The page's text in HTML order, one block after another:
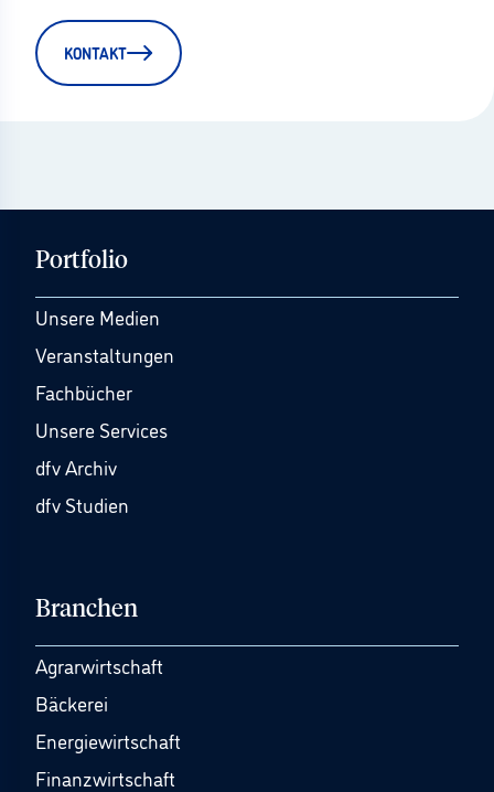
KONTAKT
Portfolio
Unsere Medien
Veranstaltungen
Fachbücher
Unsere Services
dfv Archiv
dfv Studien
Branchen
Agrarwirtschaft
Bäckerei
Energiewirtschaft
Finanzwirtschaft